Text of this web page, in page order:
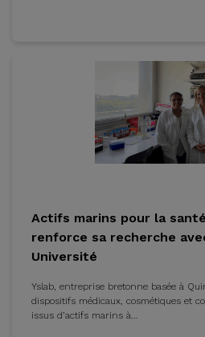
Actifs marins pour la
renforce sa recherche
Université
Yslab, entreprise bretonne basée à
dispositifs médicaux, cosmétiques et
issus d’actifs marins à...